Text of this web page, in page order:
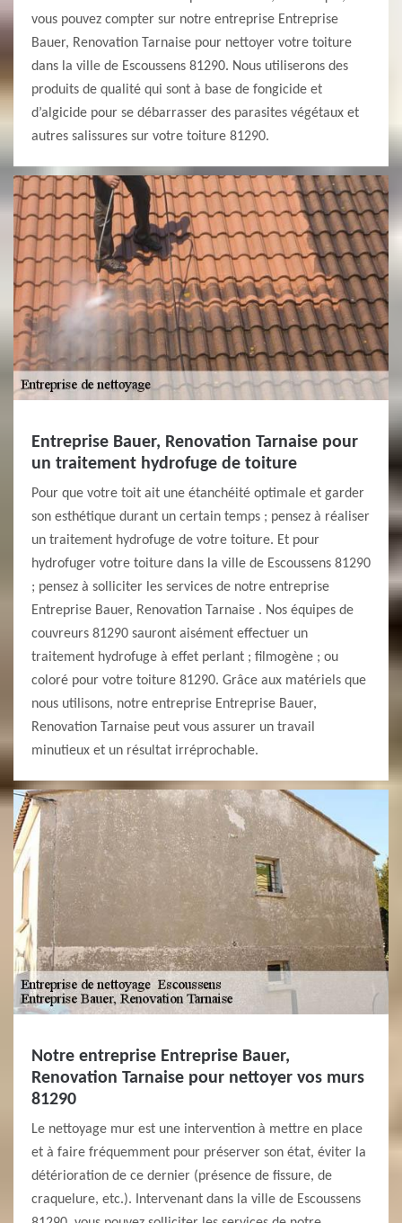
vous pouvez compter sur notre entreprise Entreprise
Bauer, Renovation Tarnaise pour nettoyer votre toiture
dans la ville de Escoussens 81290. Nous utiliserons des
produits de qualité qui sont à base de fongicide et
d’algicide pour se débarrasser des parasites végétaux et
autres salissures sur votre toiture 81290.
Entreprise Bauer, Renovation Tarnaise pour
un traitement hydrofuge de toiture
Pour que votre toit ait une étanchéité optimale et garder
son esthétique durant un certain temps ; pensez à réaliser
un traitement hydrofuge de votre toiture. Et pour
hydrofuger votre toiture dans la ville de Escoussens 81290
; pensez à solliciter les services de notre entreprise
Entreprise Bauer, Renovation Tarnaise . Nos équipes de
couvreurs 81290 sauront aisément effectuer un
traitement hydrofuge à effet perlant ; filmogène ; ou
coloré pour votre toiture 81290. Grâce aux matériels que
nous utilisons, notre entreprise Entreprise Bauer,
Renovation Tarnaise peut vous assurer un travail
minutieux et un résultat irréprochable.
Notre entreprise Entreprise Bauer,
Renovation Tarnaise pour nettoyer vos murs
81290
Le nettoyage mur est une intervention à mettre en place
et à faire fréquemment pour préserver son état, éviter la
détérioration de ce dernier (présence de fissure, de
craquelure, etc.). Intervenant dans la ville de Escoussens